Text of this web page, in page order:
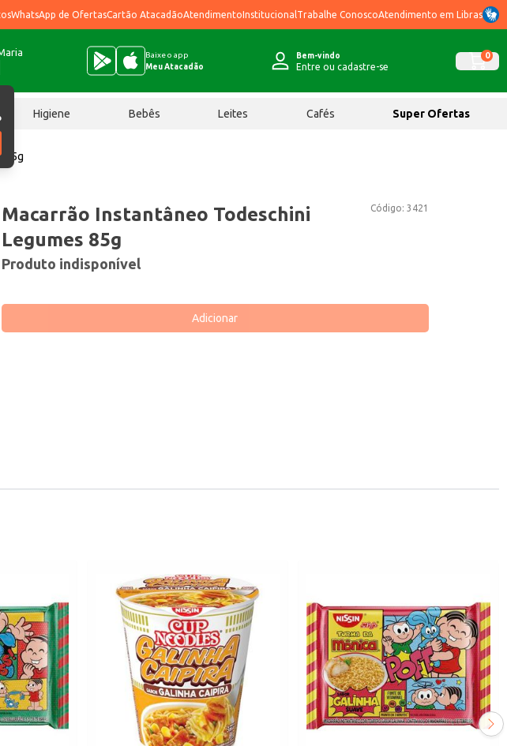
WhatsApp de OfertasCartão AtacadãoAtendimentoInstitucional Trabalhe ConoscoAtendimento em Libras
Baixe o app
Meu Atacadão
Bem-vindo
Entre ou cadastre-se
0
Higiene Bebês Leites Cafés Super Ofertas
85g
Código: 3421
Macarrão Instantâneo Todeschini
Legumes 85g
Produto indisponível
Adicionar